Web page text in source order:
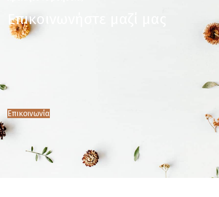
Επικοινωνήστε μαζί μας
Επικοινωνία